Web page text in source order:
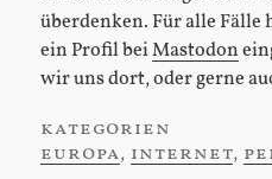
überdenken. Für alle Fälle
ein Profil beiMastodon
wir uns dort, oder gerne
kategorien
europa, internet,